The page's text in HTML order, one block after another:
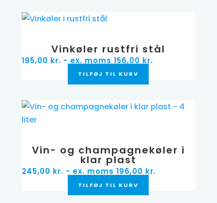
Vinkøler rustfri stål
195,00 kr. - ex. moms 156,00 kr.
TILFØJ TIL KURV
Vin- og champagnekøler i
klar plast
245,00 kr. - ex. moms 196,00 kr.
TILFØJ TIL KURV